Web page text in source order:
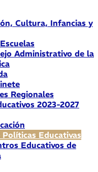
Cultura, Infancias y
Administrativo de la
Regionales
2023-2027
Educativas
Educativos de